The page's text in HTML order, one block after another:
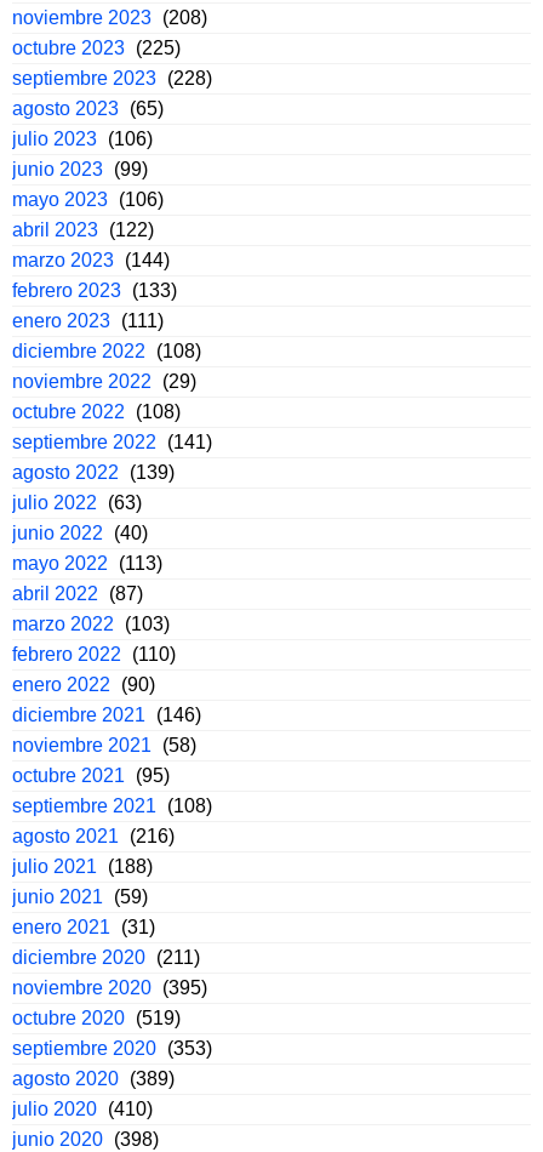
noviembre 2023 (208)
octubre 2023 (225)
septiembre 2023 (228)
agosto 2023 (65)
julio 2023 (106)
junio 2023 (99)
mayo 2023 (106)
abril 2023 (122)
marzo 2023 (144)
febrero 2023 (133)
enero 2023 (111)
diciembre 2022
(108)
noviembre 2022
(29)
octubre 2022
(108)
septiembre 2022
(141)
agosto 2022
(139)
julio 2022
(63)
junio 2022
(40)
mayo 2022
(113)
abril 2022
(87)
marzo 2022
(103)
febrero 2022
(110)
enero 2022
(90)
diciembre 2021
(146)
noviembre 2021
(58)
octubre 2021
(95)
septiembre 2021
(108)
agosto 2021
(216)
julio 2021
(188)
junio 2021
(59)
enero 2021
(31)
diciembre 2020 (211)
noviembre 2020 (395)
octubre 2020 (519)
septiembre 2020 (353)
agosto 2020 (389)
julio 2020 (410)
junio 2020 (398)